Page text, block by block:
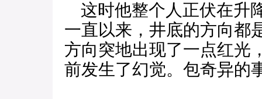
这时他整个人正伏在升
一直以来，井底的方向都
方向突地出现了一点红光
前发生了幻觉。包奇异的